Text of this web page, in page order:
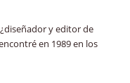
¿diseñador y editor de
en 1989 en los